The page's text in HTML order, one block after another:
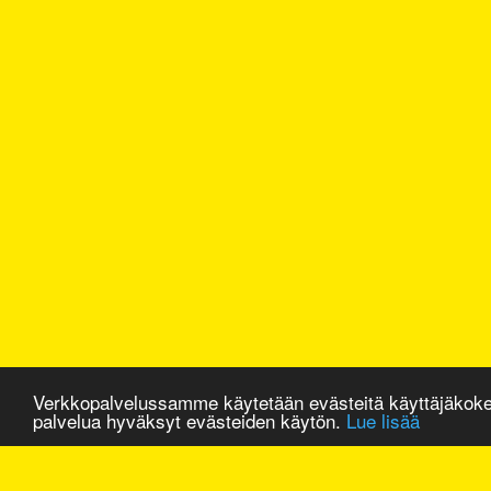
Verkkopalvelussamme käytetään evästeitä
palvelua hyväksyt evästeiden käytön. Lue lisää